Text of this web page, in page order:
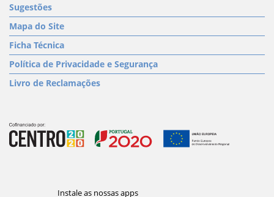
Sugestões
Mapa do Site
Ficha Técnica
Política de Privacidade e Segurança
Livro de Reclamações